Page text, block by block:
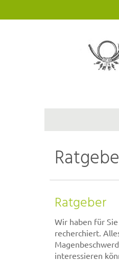
Ratgeber
Wir haben für
recherchiert.
interessieren